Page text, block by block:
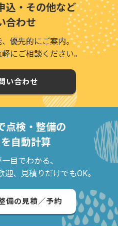
込・その他など
合わせ
優先的にご案内。
にご相談ください。
い合わせ
点検・整備の
自動計算
目でわかる、
、見積りだけでもOK。
備の見積／予約